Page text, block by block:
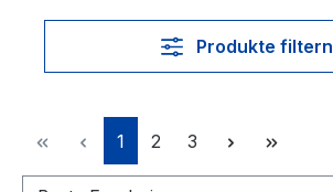
Produkte filtern
Seite
1 Seite
2 Seite
3